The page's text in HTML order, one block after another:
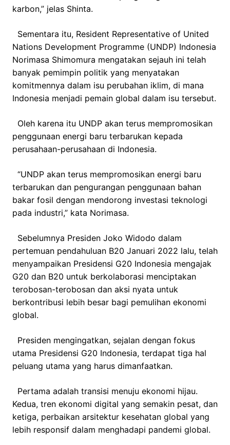
karbon,” jelas Shinta.
Sementara itu, Resident Representative of United
Nations Development Programme (UNDP) Indonesia
Norimasa Shimomura mengatakan sejauh ini telah
banyak pemimpin politik yang menyatakan
komitmennya dalam isu perubahan iklim, di mana
Indonesia menjadi pemain global dalam isu tersebut.
Oleh karena itu UNDP akan terus mempromosikan
penggunaan energi baru terbarukan kepada
perusahaan-perusahaan di Indonesia.
“UNDP akan terus mempromosikan energi baru
terbarukan dan pengurangan penggunaan bahan
bakar fosil dengan mendorong investasi teknologi
pada industri,” kata Norimasa.
Sebelumnya Presiden Joko Widodo dalam
pertemuan pendahuluan B20 Januari 2022 lalu, telah
menyampaikan Presidensi G20 Indonesia mengajak
G20 dan B20 untuk berkolaborasi menciptakan
terobosan-terobosan dan aksi nyata untuk
berkontribusi lebih besar bagi pemulihan ekonomi
global.
Presiden mengingatkan, sejalan dengan fokus
utama Presidensi G20 Indonesia, terdapat tiga hal
peluang utama yang harus dimanfaatkan.
Pertama adalah transisi menuju ekonomi hijau.
Kedua, tren ekonomi digital yang semakin pesat, dan
ketiga, perbaikan arsitektur kesehatan global yang
lebih responsif dalam menghadapi pandemi global.